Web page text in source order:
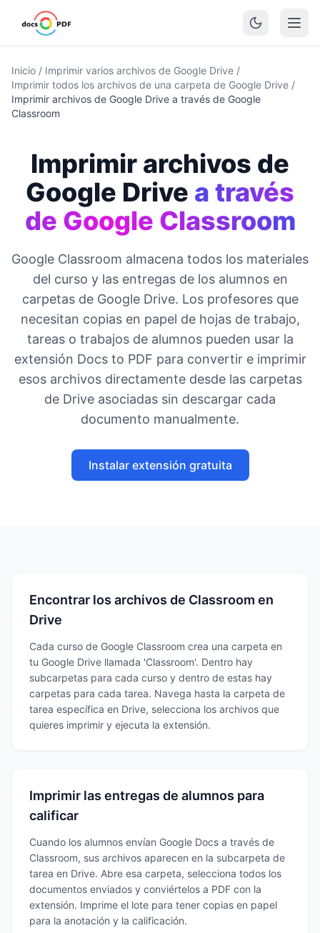
Inicio / Imprimir varios archivos de Google Drive /
Imprimir todos los archivos de una carpeta de Google Drive /
Imprimir archivos de Google Drive a través de Google
Classroom
Imprimir archivos de
Google Drive a través
de Google Classroom
Google Classroom almacena todos los materiales
del curso y las entregas de los alumnos en
carpetas de Google Drive. Los profesores que
necesitan copias en papel de hojas de trabajo,
tareas o trabajos de alumnos pueden usar la
extensión Docs to PDF para convertir e imprimir
esos archivos directamente desde las carpetas
de Drive asociadas sin descargar cada
documento manualmente.
Instalar extensión gratuita
Encontrar los archivos de Classroom en
Drive
Cada curso de Google Classroom crea una carpeta en
tu Google Drive llamada 'Classroom'. Dentro hay
subcarpetas para cada curso y dentro de estas hay
carpetas para cada tarea. Navega hasta la carpeta de
tarea específica en Drive, selecciona los archivos que
quieres imprimir y ejecuta la extensión.
Imprimir las entregas de alumnos para
calificar
Cuando los alumnos envían Google Docs a través de
Classroom, sus archivos aparecen en la subcarpeta de
tarea en Drive. Abre esa carpeta, selecciona todos los
documentos enviados y conviértelos a PDF con la
extensión. Imprime el lote para tener copias en papel
para la anotación y la calificación.